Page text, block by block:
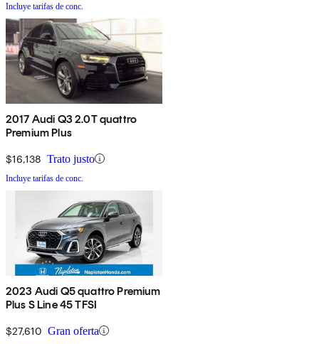
Incluye tarifas de conc.
2017 Audi Q3 2.0T quattro
Premium Plus
$16,138 Trato justo
Incluye tarifas de conc.
2023 Audi Q5 quattro Premium
Plus S Line 45 TFSI
$27,610 Gran oferta